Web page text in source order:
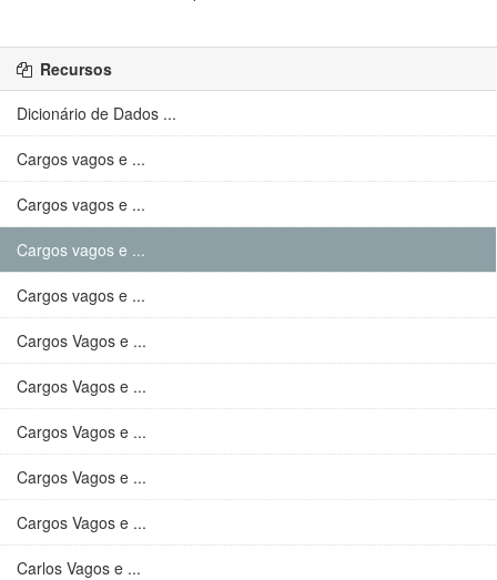
Recursos
Dicionário de Dados ...
Cargos vagos e ...
Cargos vagos e ...
Cargos vagos e ...
Cargos vagos e ...
Cargos Vagos e ...
Cargos Vagos e ...
Cargos Vagos e ...
Cargos Vagos e ...
Cargos Vagos e ...
Carlos Vagos e ...